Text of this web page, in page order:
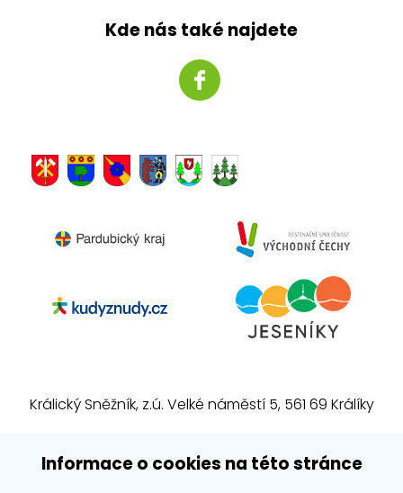
Informace o cookies na této stránce
Kde nás také najdete
Králický Sněžník, z.ú. Velké náměstí 5, 561 69 Králíky
E-mail:info@kralickysneznik.net